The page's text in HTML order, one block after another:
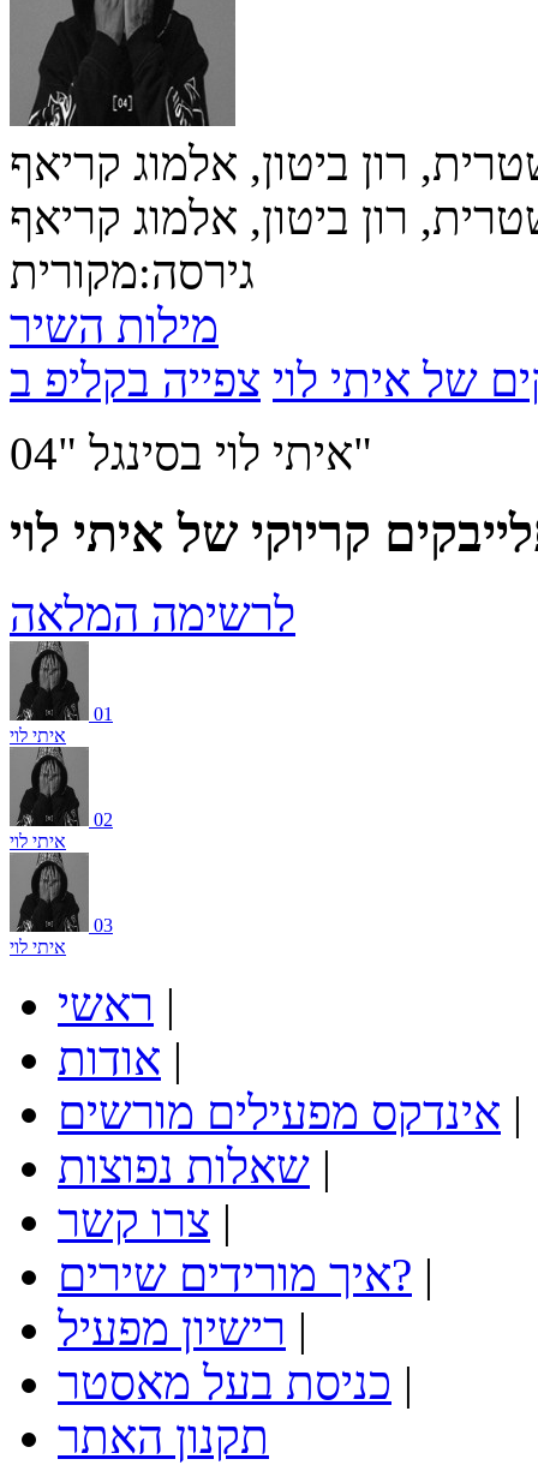
רון ביטון, אלמוג קריאף
רון ביטון, אלמוג קריאף
גירסה:מקורית
מילות השיר
של איתי לוי
איתי לוי בסינגל "04"
קריוקי של איתי לוי
לרשימה המלאה
01
איתי לוי
02
איתי לוי
03
איתי לוי
ראשי |
אודות |
אינדקס מפעילים מורשים |
שאלות נפוצות |
צרו קשר |
איך מורידים שירים? |
רישיון מפעיל |
כניסת בעל מאסטר |
תקנון האתר